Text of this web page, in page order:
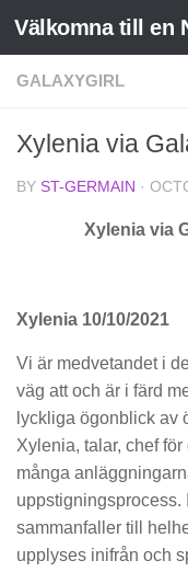
Skip to content
GALAXYGIRL
Xylenia via
BY ST-GERMAIN ·
Xylenia via
Xylenia 10/10/2021
Vi är medvetandet i
väg att och är i färd
lyckliga ögonblick av
Xylenia, talar, chef
många
sammanfaller till
upplyses inifrån och